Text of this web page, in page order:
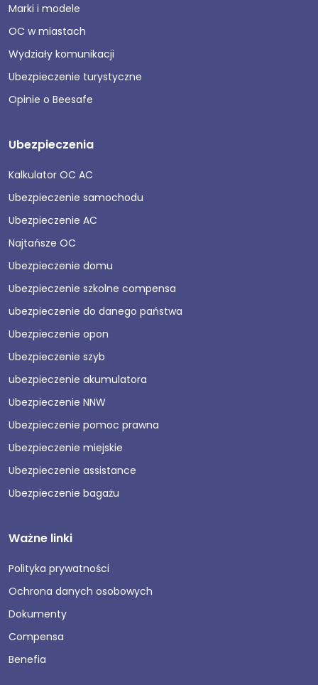
Marki i modele
OC w miastach
Wydziały komunikacji
Ubezpieczenie turystyczne
Opinie o Beesafe
Ubezpieczenia
Kalkulator OC AC
Ubezpieczenie samochodu
Ubezpieczenie AC
Najtańsze OC
Ubezpieczenie domu
Ubezpieczenie szkolne compensa
ubezpieczenie do danego państwa
Ubezpieczenie opon
Ubezpieczenie szyb
ubezpieczenie akumulatora
Ubezpieczenie NNW
Ubezpieczenie pomoc prawna
Ubezpieczenie miejskie
Ubezpieczenie assistance
Ubezpieczenie bagażu
Ważne linki
Polityka prywatności
Ochrona danych osobowych
Dokumenty
Compensa
Benefia